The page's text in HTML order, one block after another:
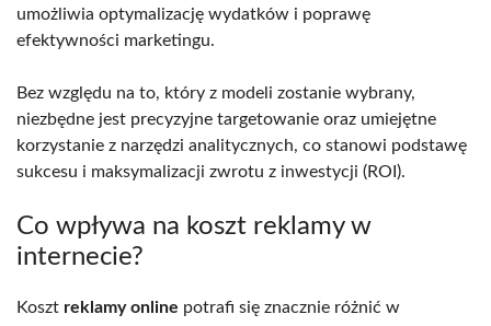
umożliwia optymalizację wydatków i poprawę
efektywności marketingu.
Bez względu na to, który z modeli zostanie wybrany,
niezbędne jest precyzyjne targetowanie oraz umiejętne
korzystanie z narzędzi analitycznych, co stanowi podstawę
sukcesu i maksymalizacji zwrotu z inwestycji (ROI).
Co wpływa na koszt reklamy w
internecie?
Koszt reklamy online potrafi się znacznie różnić w